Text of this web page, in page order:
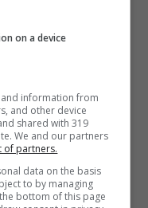
muovendo su
e le
dei Rangers per
rinforzi in
nel classe
on a device
information from
and other device
shared with 319
We and our partners
of partners.
data on the basis
to by managing
bottom of this page